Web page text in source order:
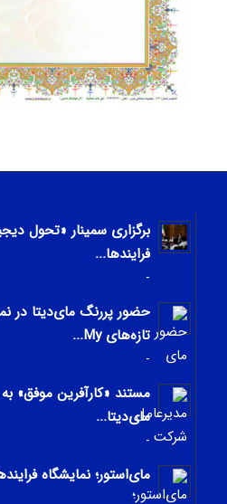
برگزاری سمینار «تحول
فرایندها...
-
حضور پررنگ مای‌دیتا در
تازه‌های My...
-
مستند «کارآفرین موفق»
مای‌دیتا...
-
مای‌استور؛ نمایشگاه
-